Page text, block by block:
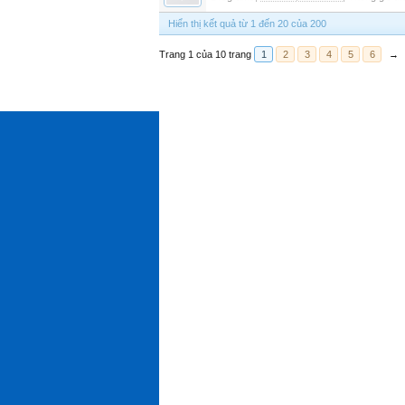
Hiển thị kết quả từ 1 đến 20 của 200
Trang 1 của 10 trang 1 2 3 4 5 6 →